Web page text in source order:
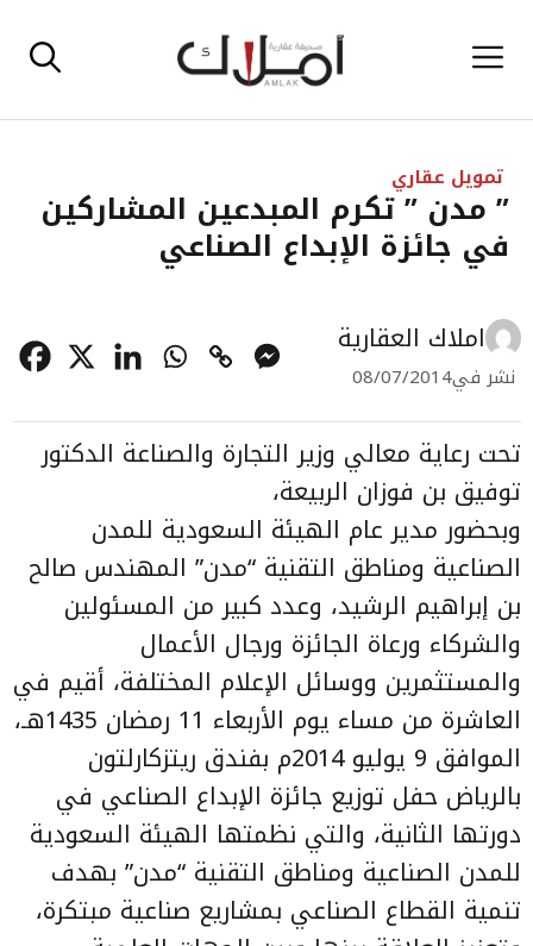
إلى القائمة
تمويل عقاري
” مدن ” تكرم المبدعين المشاركين
في جائزة الإبداع الصناعي
املاك العقارية
نشر في08/07/2014
تحت رعاية معالي وزير التجارة والصناعة الدكتور
توفيق بن فوزان الربيعة،
وبحضور مدير عام الهيئة السعودية للمدن
الصناعية ومناطق التقنية “مدن” المهندس صالح
بن إبراهيم الرشيد، وعدد كبير من المسئولين
والشركاء ورعاة الجائزة ورجال الأعمال
والمستثمرين ووسائل الإعلام المختلفة، أقيم في
العاشرة من مساء يوم الأربعاء 11 رمضان 1435هـ،
الموافق 9 يوليو 2014م بفندق ريتزكارلتون
بالرياض حفل توزيع جائزة الإبداع الصناعي في
دورتها الثانية، والتي نظمتها الهيئة السعودية
للمدن الصناعية ومناطق التقنية “مدن” بهدف
تنمية القطاع الصناعي بمشاريع صناعية مبتكرة،